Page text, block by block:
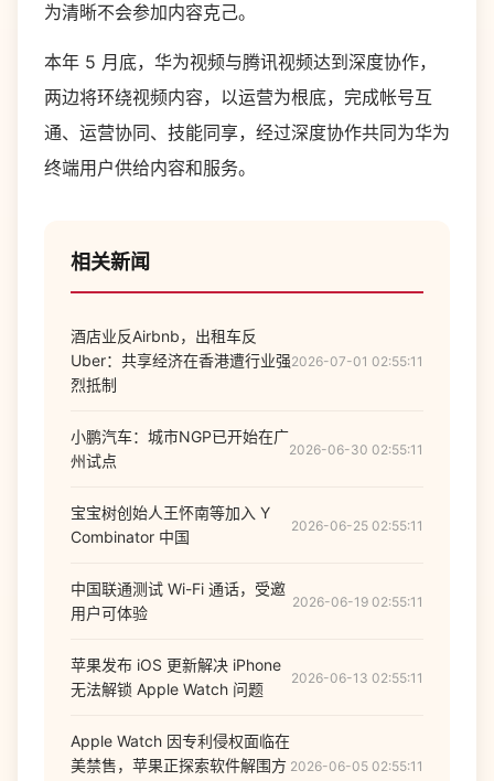
为清晰不会参加内容克己。
本年 5 月底，华为视频与腾讯视频达到深度协作，
两边将环绕视频内容，以运营为根底，完成帐号互
通、运营协同、技能同享，经过深度协作共同为华为
终端用户供给内容和服务。
相关新闻
酒店业反Airbnb，出租车反
Uber：共享经济在香港遭行业强
烈抵制
2026-07-01 02:55:11
小鹏汽车：城市NGP已开始在广
州试点
2026-06-30 02:55:11
宝宝树创始人王怀南等加入 Y
Combinator 中国
2026-06-25 02:55:11
中国联通测试 Wi-Fi 通话，受邀
用户可体验
2026-06-19 02:55:11
苹果发布 iOS 更新解决 iPhone
无法解锁 Apple Watch 问题
2026-06-13 02:55:11
Apple Watch 因专利侵权面临在
美禁售，苹果正探索软件解围方 2026-06-05 02:55:11